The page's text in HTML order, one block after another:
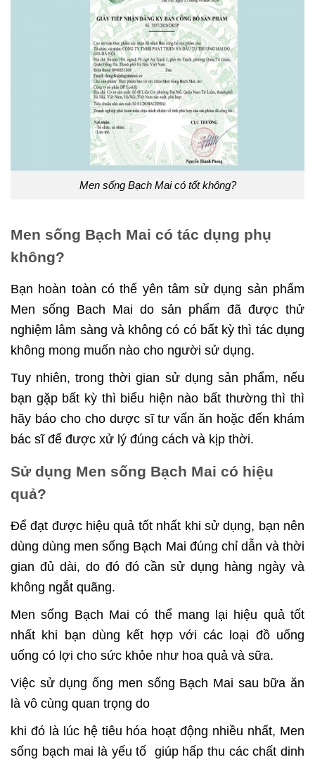
Men sống Bạch Mai có tốt không?
Men sống Bạch Mai có tác dụng phụ
không?
Bạn hoàn toàn có thể yên tâm sử dụng sản phẩm
Men sống Bach Mai do sản phẩm đã được thử
nghiệm lâm sàng và không có có bất kỳ thì tác dụng
không mong muốn nào cho người sử dụng.
Tuy nhiên, trong thời gian sử dụng sản phẩm, nếu
bạn gặp bất kỳ thì biểu hiện nào bất thường thì thì
hãy báo cho cho dược sĩ tư vấn ăn hoặc đến khám
bác sĩ để được xử lý đúng cách và kịp thời.
Sử dụng Men sống Bạch Mai có hiệu
quả?
Để đạt được hiệu quả tốt nhất khi sử dụng, bạn nên
dùng dùng men sống Bạch Mai đúng chỉ dẫn và thời
gian đủ dài, do đó đó cần sử dụng hàng ngày và
không ngắt quãng.
Men sống Bạch Mai có thể mang lại hiệu quả tốt
nhất khi bạn dùng kết hợp với các loại đồ uống
uống có lợi cho sức khỏe như hoa quả và sữa.
Việc sử dụng ống men sống Bạch Mai sau bữa ăn
là vô cùng quan trọng do
khi đó là lúc hệ tiêu hóa hoạt động nhiều nhất, Men
sống bạch mai là yếu tố giúp hấp thu các chất dinh